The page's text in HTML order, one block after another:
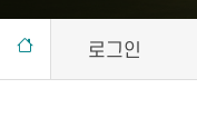
로그인